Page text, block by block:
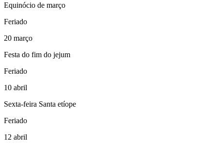
Equinócio de março
Feriado
20 março
Festa do fim do jejum
Feriado
10 abril
Sexta-feira Santa etíope
Feriado
12 abril